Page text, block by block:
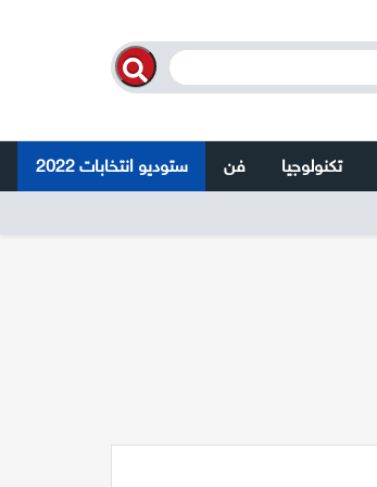
تكنولوجيا فن ستوديو انتخابات 2022